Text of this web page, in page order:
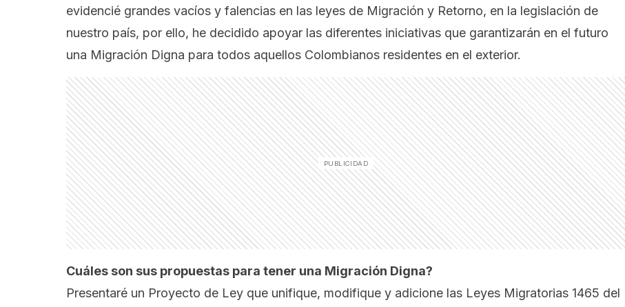
evidencié grandes vacíos y falencias en las leyes de Migración y Retorno, en la legislación de
nuestro país, por ello, he decidido apoyar las diferentes iniciativas que garantizarán en el futuro
una Migración Digna para todos aquellos Colombianos residentes en el exterior.
Cuáles son sus propuestas para tener una Migración Digna?
Presentaré un Proyecto de Ley que unifique, modifique y adicione las Leyes Migratorias 1465 del